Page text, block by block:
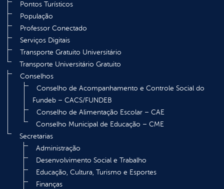
Pontos Turísticos
População
Professor Conectado
Serviços Digitais
Transporte Gratuito Universitário
Transporte Universitário Gratuito
Conselhos
Conselho de Acompanhamento e Controle Social do
Fundeb – CACS/FUNDEB
Conselho de Alimentação Escolar – CAE
Conselho Municipal de Educação – CME
Secretarias
Administração
Desenvolvimento Social e Trabalho
Educação, Cultura, Turismo e Esportes
Finanças